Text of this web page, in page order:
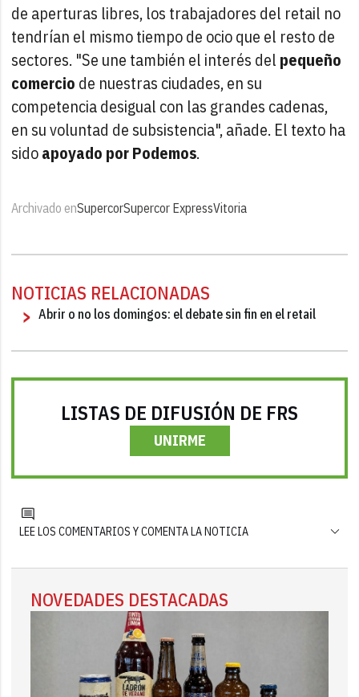
de aperturas libres, los trabajadores del retail no
tendrían el mismo tiempo de ocio que el resto de
sectores. "Se une también el interés del pequeño
comercio de nuestras ciudades, en su
competencia desigual con las grandes cadenas,
en su voluntad de subsistencia", añade. El texto ha
sidoapoyado por Podemos.
Archivado enSupercorSupercor ExpressVitoria
NOTICIAS RELACIONADAS
Abrir o no los domingos: el debate sin fin en el retail
LISTAS DE DIFUSIÓN DE FRS
UNIRME
LEE LOS COMENTARIOS Y COMENTA LA NOTICIA
NOVEDADES DESTACADAS